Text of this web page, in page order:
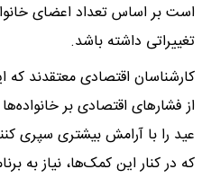
است بر اساس تعداد اعضای
تغییراتی داشته باشد.
کارشناسان اقتصادی معتقدند که
از فشارهای اقتصادی بر
عید را با آرامش بیشتری سپری
که در کنار این کمک‌ها، نیاز به